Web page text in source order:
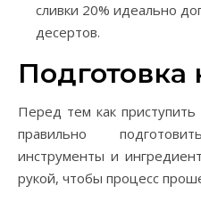
сливки 20% идеально
десертов.
Перед тем как
правильно
инструменты и
рукой, чтобы процесс